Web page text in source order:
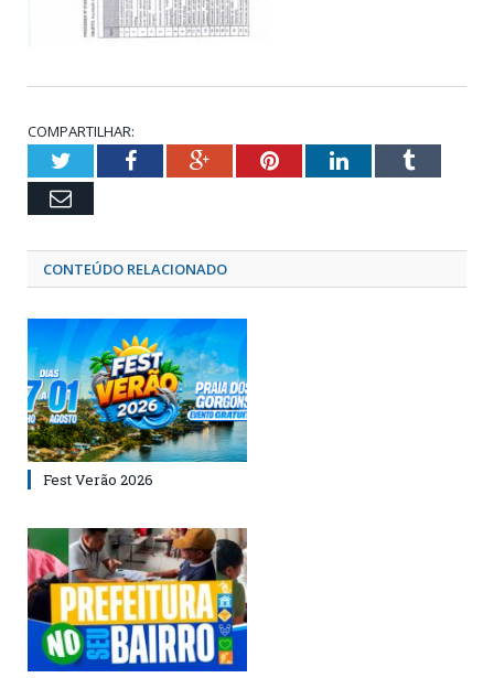
COMPARTILHAR:
TwitterFacebookGoogle+PinterestLinkedInTumblr
Email
CONTEÚDO RELACIONADO
Fest Verão 2026